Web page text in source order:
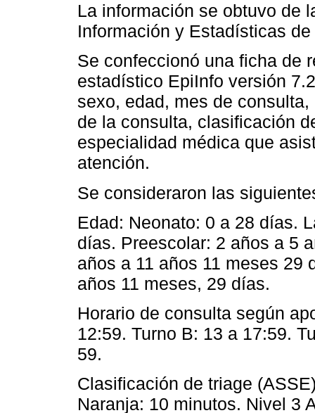
La información se obtuvo de
Información y Estadísticas de
Se confeccionó una ficha de
estadístico EpiInfo versión
sexo, edad, mes de
de la consulta, clasificación
especialidad médica que
atención.
Se consideraron las
Edad: Neonato: 0 a 28 días.
días. Preescolar: 2 años a 5
años a 11 años 11 meses 29
años 11 meses, 29 días.
Horario de consulta según
12:59. Turno B: 13 a 17:59.
59.
Clasificación de triage
Naranja: 10 minutos. Nivel 3